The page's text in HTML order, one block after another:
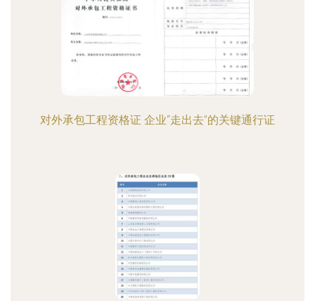
对外承包工程资格证 企业“走出去”的关键通行证